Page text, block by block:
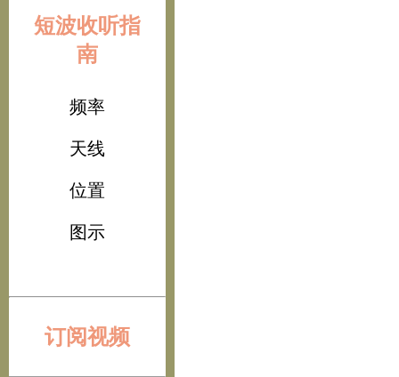
短波收听指
南
频率
天线
位置
图示
订阅视频